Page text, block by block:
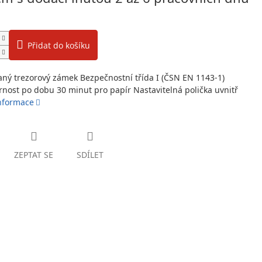
Přidat do košíku
trezorový zámek Bezpečnostní třída I (ČSN EN 1143-1)
po dobu 30 minut pro papír Nastavitelná polička uvnitř
ZEPTAT SE SDÍLET